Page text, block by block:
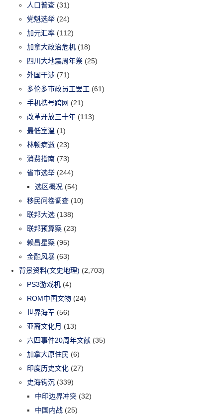
人口普查 (31)
党魁选举 (24)
加元汇率 (112)
加拿大政治危机 (18)
四川大地震周年祭 (25)
外国干涉 (71)
多伦多市政员工罢工 (61)
手机携号跨网 (21)
改革开放三十年 (113)
最低室温 (1)
林顿病逝 (23)
消费指南 (73)
省市选举 (244)
选区概况 (54)
移民问卷调查 (10)
联邦大选 (138)
联邦预算案 (23)
赖昌星案 (95)
金融风暴 (63)
背景资料(文史地理) (2,703)
PS3游戏机 (4)
ROM中国文物 (24)
世界海军 (56)
亚裔文化月 (13)
六四事件20周年文献 (35)
加拿大原住民 (6)
印度历史文化 (27)
史海钩沉 (339)
中印边界冲突 (32)
中国内战 (25)